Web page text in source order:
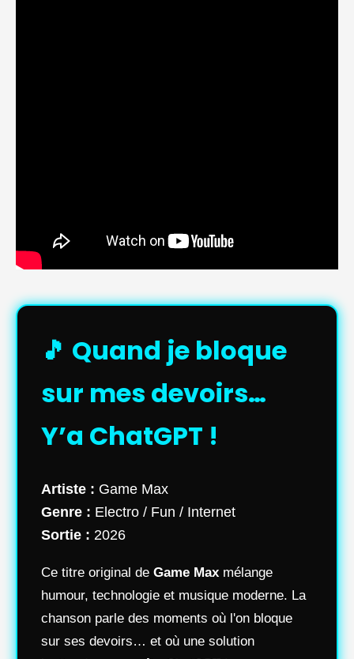
🎵 Quand je bloque
sur mes devoirs…
Y’a ChatGPT !
Artiste : Game Max
Genre : Electro / Fun / Internet
Sortie : 2026
Ce titre original de Game Max mélange
humour, technologie et musique moderne. La
chanson parle des moments où l'on bloque
sur ses devoirs… et où une solution